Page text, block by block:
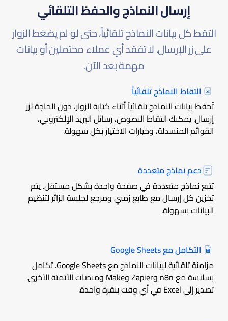
إرسال النماذج والحفظ التلقائي
التقط كل بيانات النماذج تلقائياً، حتى لو لم يضغط الزوار
على زر الإرسال. لا تفقد أي عملاء محتملين أو بيانات
مهمة بعد الآن.
التقاط النماذج تلقائياً
تُحفظ بيانات النماذج تلقائياً أثناء كتابة الزوار، دون الحاجة لزر
إرسال. يمكنك التقاط النصوص، رسائل البريد الإلكتروني،
القوائم المنسدلة، وخيارات الاختيار بكل سهولة.
دعم نماذج متعددة
تتبع نماذج متعددة في صفحة واحدة بشكل مستقل. يتم
تخزين كل إرسال مع طابع زمني ومرجع لجلسة الزائر لتنظيم
البيانات بسهولة.
التكامل مع Google Sheets
مزامنة تلقائية لبيانات النماذج مع Google Sheets. تكامل
بسلاسة مع n8n وZapier وMake ومنصات الأتمتة الأخرى.
تصدير إلى Excel في أي وقت بنقرة واحدة.